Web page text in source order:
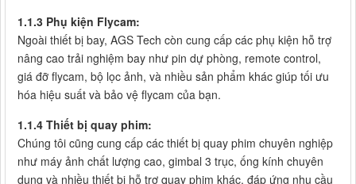
1.1.3 Phụ kiện Flycam:
Ngoài thiết bị bay, AGS Tech còn cung cấp các phụ kiện hỗ trợ
nâng cao trải nghiệm bay như pin dự phòng, remote control,
giá đỡ flycam, bộ lọc ảnh, và nhiều sản phẩm khác giúp tối ưu
hóa hiệu suất và bảo vệ flycam của bạn.
1.1.4 Thiết bị quay phim:
Chúng tôi cũng cung cấp các thiết bị quay phim chuyên nghiệp
như máy ảnh chất lượng cao, gimbal 3 trục, ống kính chuyên
dụng và nhiều thiết bị hỗ trợ quay phim khác, đáp ứng nhu cầu